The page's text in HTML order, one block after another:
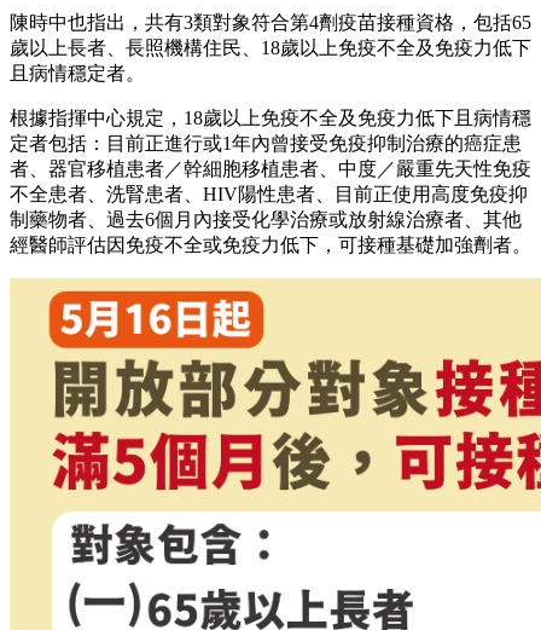
陳時中也指出，共有3類對象符合第4劑疫苗接種資格，包括65
歲以上長者、長照機構住民、18歲以上免疫不全及免疫力低下
且病情穩定者。
根據指揮中心規定，18歲以上免疫不全及免疫力低下且病情穩
定者包括：目前正進行或1年內曾接受免疫抑制治療的癌症患
者、器官移植患者／幹細胞移植患者、中度／嚴重先天性免疫
不全患者、洗腎患者、HIV陽性患者、目前正使用高度免疫抑
制藥物者、過去6個月內接受化學治療或放射線治療者、其他
經醫師評估因免疫不全或免疫力低下，可接種基礎加強劑者。